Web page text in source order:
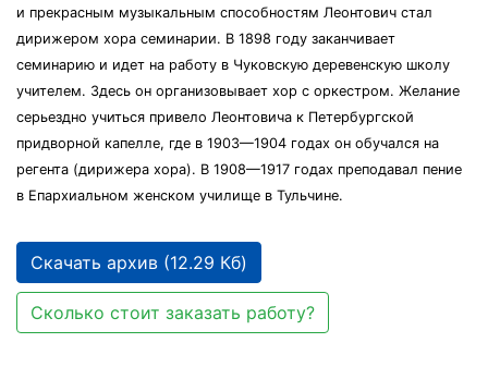
и прекрасным музыкальным способностям Леонтович стал
дирижером хора семинарии. В 1898 году заканчивает
семинарию и идет на работу в Чуковскую деревенскую школу
учителем. Здесь он организовывает хор с оркестром. Желание
серьездно учиться привело Леонтовича к Петербургской
придворной капелле, где в 1903—1904 годах он обучался на
регента (дирижера хора). В 1908—1917 годах преподавал пение
в Епархиальном женском училище в Тульчине.
Скачать архив (12.29 Кб)
Сколько стоит заказать работу?